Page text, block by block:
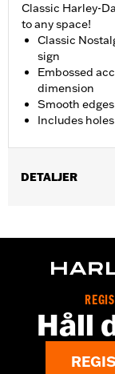
Classic Harley-
to any space!
Classic
sign
Embossed
dimension
Smooth
Includes
DETALJER
Dimension
Håll